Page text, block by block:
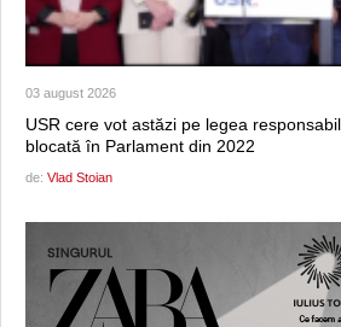
03 august 2026
USR cere vot astăzi pe legea
blocată în Parlament din 2022
de: Vlad Stoian